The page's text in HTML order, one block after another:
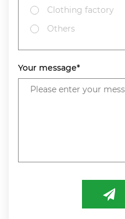
Clothing factory
Others
Your message*